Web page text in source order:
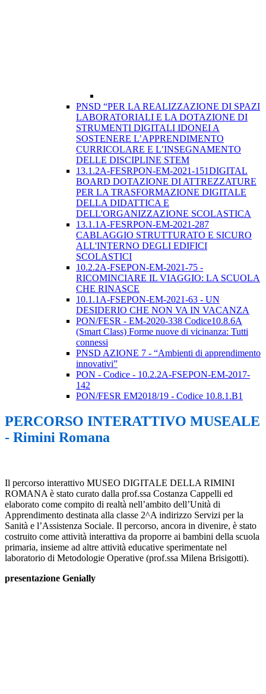
PNSD “PER LA REALIZZAZIONE DI SPAZI
LABORATORIALI E LA DOTAZIONE DI
STRUMENTI DIGITALI IDONEI A
SOSTENERE L’APPRENDIMENTO
CURRICOLARE E L’INSEGNAMENTO
DELLE DISCIPLINE STEM
13.1.2A-FESRPON-EM-2021-151DIGITAL
BOARD DOTAZIONE DI ATTREZZATURE
PER LA TRASFORMAZIONE DIGITALE
DELLA DIDATTICA E
DELL'ORGANIZZAZIONE SCOLASTICA
13.1.1A-FESRPON-EM-2021-287
CABLAGGIO STRUTTURATO E SICURO
ALL'INTERNO DEGLI EDIFICI
SCOLASTICI
10.2.2A-FSEPON-EM-2021-75 -
RICOMINCIARE IL VIAGGIO: LA SCUOLA
CHE RINASCE
10.1.1A-FSEPON-EM-2021-63 - UN
DESIDERIO CHE NON VA IN VACANZA
PON/FESR - EM-2020-338 Codice10.8.6A
(Smart Class) Forme nuove di vicinanza: Tutti
connessi
PNSD AZIONE 7 - “Ambienti di apprendimento
innovativi”
PON - Codice - 10.2.2A-FSEPON-EM-2017-
142
PON/FESR EM2018/19 - Codice 10.8.1.B1
PERCORSO INTERATTIVO MUSEALE
- Rimini Romana
Il percorso interattivo MUSEO DIGITALE DELLA RIMINI
ROMANA è stato curato dalla prof.ssa Costanza Cappelli ed
elaborato come compito di realtà nell’ambito dell’Unità di
Apprendimento destinata alla classe 2^A indirizzo Servizi per la
Sanità e l’Assistenza Sociale. Il percorso, ancora in divenire, è stato
costruito come attività interattiva da proporre ai bambini della scuola
primaria, insieme ad altre attività educative sperimentate nel
laboratorio di Metodologie Operative (prof.ssa Milena Brisigotti).
presentazione Genially